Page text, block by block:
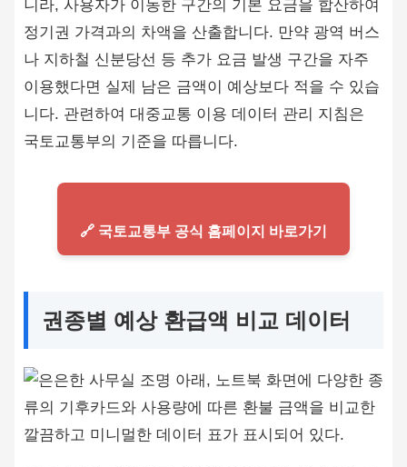
니라, 사용자가 이동한 구간의 기본 요금을 합산하여
정기권 가격과의 차액을 산출합니다. 만약 광역 버스
나 지하철 신분당선 등 추가 요금 발생 구간을 자주
이용했다면 실제 남은 금액이 예상보다 적을 수 있습
니다. 관련하여 대중교통 이용 데이터 관리 지침은
국토교통부의 기준을 따릅니다.
🔗 국토교통부 공식 홈페이지 바로가기
권종별 예상 환급액 비교 데이터